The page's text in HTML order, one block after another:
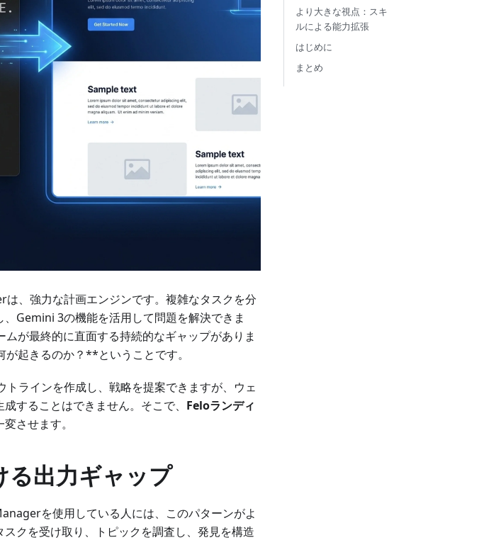
、強力な計画エンジンです。複雑なタスクを分
Gemini 3の機能を活用して問題を解決できま
が最終的に直面する持続的なギャップがありま
起きるのか？**ということです。
ラインを作成し、戦略を提案できますが、ウェ
することはできません。そこで、 Feloランディ
させます。
出力ギャップ
を使用している人には、このパターンがよ
クを受け取り、トピックを調査し、発見を構造
より大きな視点：スキ
ルによる能力拡張
はじめに
まとめ